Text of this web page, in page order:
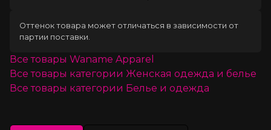
Оттенок товара может отличаться в зависимости от
партии поставки.
Все товары Waname Apparel
Все товары категории Женская одежда и белье
Все товары категории Белье и одежда